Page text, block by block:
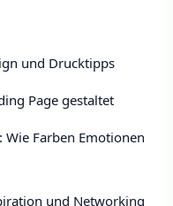
und Drucktipps
Page gestaltet
Farben Emotionen
und Networking